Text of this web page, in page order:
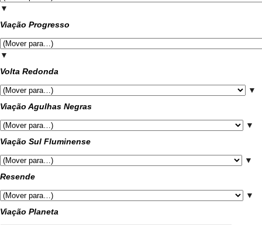
▼
Viação Progresso
▼
Volta Redonda
▼
Viação Agulhas Negras
▼
Viação Sul Fluminense
▼
Resende
▼
Viação Planeta